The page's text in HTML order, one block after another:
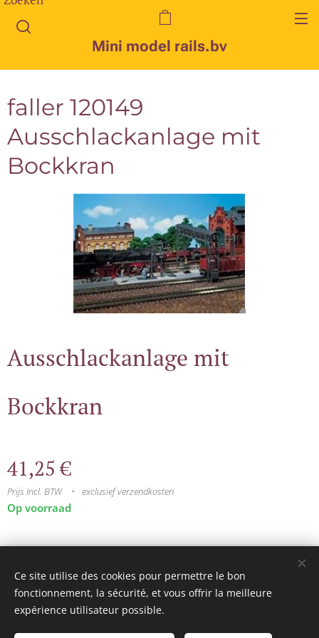
Mini model rails.bv
faller 120149
Ausschlackanlage mit
Bockkran
Ausschlackanlage mit
Bockkran
41,25€
Prijs Incl. BTW exclusief verzendkosten
Op voorraad
mini model rails
Talen
Français
Nederlands
Ce site utilise des cookies pour permettre le bon
fonctionnement, la sécurité, et vous offrir la meilleure
expérience utilisateur possible.